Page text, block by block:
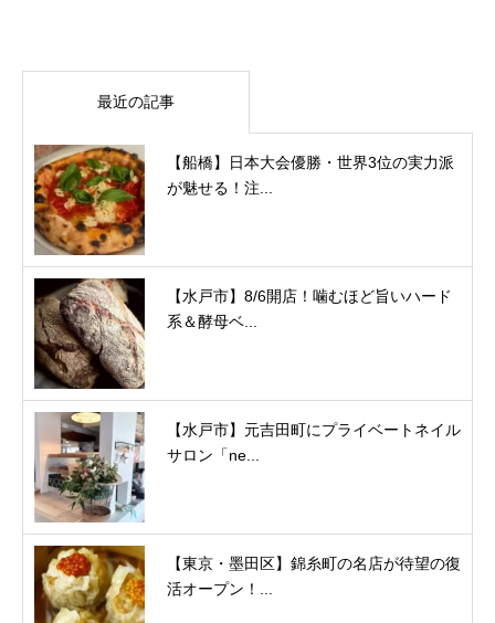
最近の記事
【船橋】日本大会優勝・世界3位の実力派
が魅せる！注...
【水戸市】8/6開店！噛むほど旨いハード
系＆酵母ベ...
【水戸市】元吉田町にプライベートネイル
サロン「ne...
【東京・墨田区】錦糸町の名店が待望の復
活オープン！...